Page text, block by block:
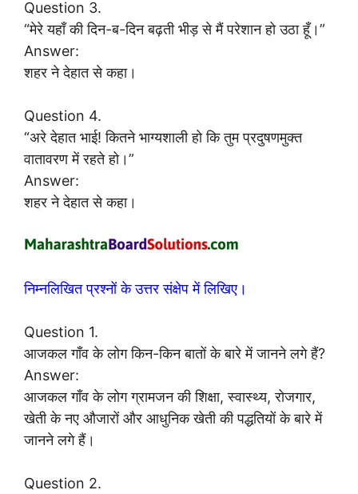
Question 3.
“मेरे यहाँ की दिन-ब-दिन बढ़ती भीड़ से मैं परेशान हो उठा हूँ।”
Answer:
शहर ने देहात से कहा।
Question 4.
“अरे देहात भाई! कितने भाग्यशाली हो कि तुम प्रदुषणमुक्त
वातावरण में रहते हो।”
Answer:
शहर ने देहात से कहा।
निम्नलिखित प्रश्नों के उत्तर संक्षेप में लिखिए।
Question 1.
आजकल गाँव के लोग किन-किन बातों के बारे में जानने लगे हैं?
Answer:
आजकल गाँव के लोग ग्रामजन की शिक्षा, स्वास्थ्य, रोजगार,
खेती के नए औजारों और आधुनिक खेती की पद्धतियों के बारे में
जानने लगे हैं।
Question 2.